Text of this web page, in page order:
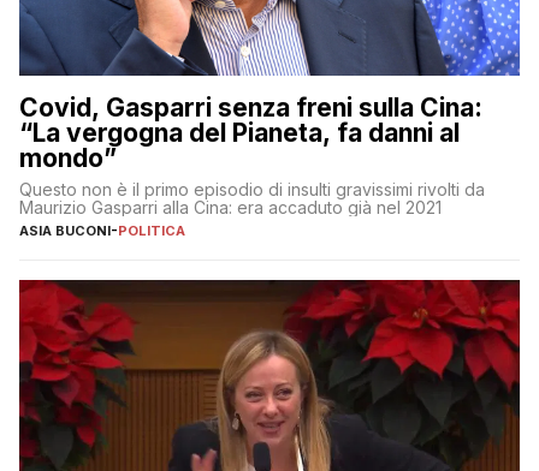
Covid, Gasparri senza freni sulla Cina:
“La vergogna del Pianeta, fa danni al
mondo”
Questo non è il primo episodio di insulti gravissimi rivolti da
Maurizio Gasparri alla Cina: era accaduto già nel 2021
ASIA BUCONI-POLITICA